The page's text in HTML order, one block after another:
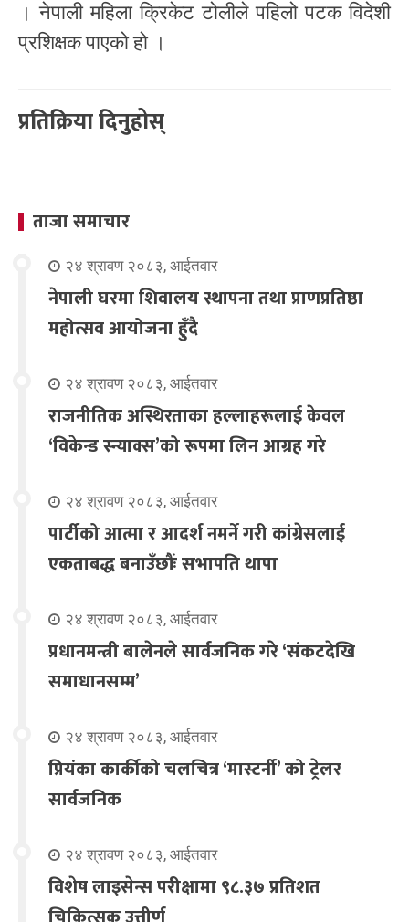
। नेपाली महिला क्रिकेट टोलीले पहिलो पटक विदेशी
प्रशिक्षक पाएको हो ।
प्रतिक्रिया दिनुहोस्
ताजा समाचार
२४ श्रावण २०८३, आईतवार
नेपाली घरमा शिवालय स्थापना तथा प्राणप्रतिष्ठा
महोत्सव आयोजना हुँदै
२४ श्रावण २०८३, आईतवार
राजनीतिक अस्थिरताका हल्लाहरूलाई केवल
‘विकेन्ड स्न्याक्स’को रूपमा लिन आग्रह गरे
२४ श्रावण २०८३, आईतवार
पार्टीको आत्मा र आदर्श नमर्ने गरी कांग्रेसलाई
एकताबद्ध बनाउँछौंः सभापति थापा
२४ श्रावण २०८३, आईतवार
प्रधानमन्त्री बालेनले सार्वजनिक गरे ‘संकटदेखि
समाधानसम्म’
२४ श्रावण २०८३, आईतवार
प्रियंका कार्कीको चलचित्र ‘मास्टर्नी’ को ट्रेलर
सार्वजनिक
२४ श्रावण २०८३, आईतवार
विशेष लाइसेन्स परीक्षामा ९८.३७ प्रतिशत